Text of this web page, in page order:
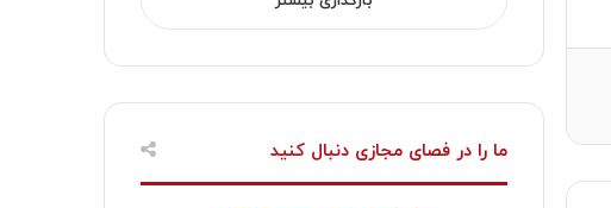
ما را در فصای مجازی دنبال کنید